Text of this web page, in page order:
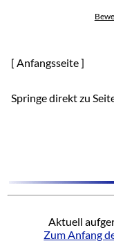
[ Anfangsseite ]
Springe direkt zu
Aktuell
Zum Anfang